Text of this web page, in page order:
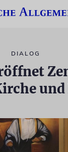
DIALOG